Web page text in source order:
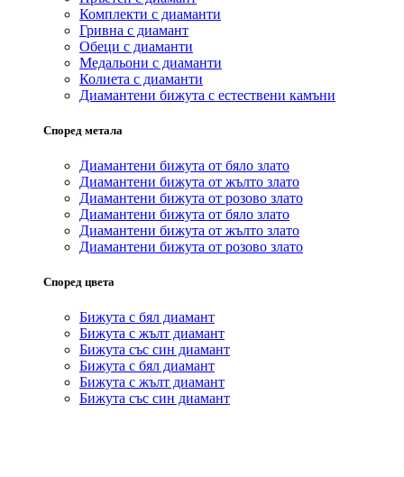
Комплекти с диаманти
Гривнa с диамант
Обеци с диаманти
Медальони с диаманти
Колиета с диаманти
Диамантени бижута с естествени камъни
Според метала
Диамантени бижута от бяло злато
Диамантени бижута от жълто злато
Диамантени бижута от розово злато
Диамантени бижута от бяло злато
Диамантени бижута от жълто злато
Диамантени бижута от розово злато
Според цвета
Бижута с бял диамант
Бижута с жълт диамант
Бижута със син диамант
Бижута с бял диамант
Бижута с жълт диамант
Бижута със син диамант